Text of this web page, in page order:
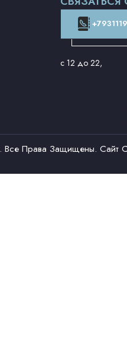
с 12 до 22,
. Все Права Защищены. Сайт